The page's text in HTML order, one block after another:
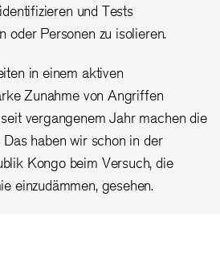
und Tests
oder Personen zu isolieren.
in einem aktiven
Zunahme von Angriffen
vergangenem Jahr machen die
haben wir schon in der
Kongo beim Versuch, die
einzudämmen, gesehen.